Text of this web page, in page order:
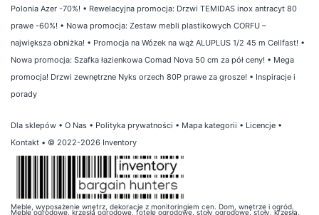
Polonia Azer -70%! • Rewelacyjna promocja: Drzwi TEMIDAS inox antracyt 80
prawe -60%! • Nowa promocja: Zestaw mebli plastikowych CORFU –
największa obniżka! • Promocja na Wózek na wąż ALUPLUS 1/2 45 m Cellfast! •
Nowa promocja: Szafka łazienkowa Comad Nova 50 cm za pół ceny! • Mega
promocja! Drzwi zewnętrzne Nyks orzech 80P prawe za grosze! • Inspiracje i
porady
Dla sklepów • O Nas • Polityka prywatności • Mapa kategorii • Licencje •
Kontakt • © 2022-2026 Inventory
Meble, wyposażenie wnętrz, dekoracje z monitoringiem cen. Dom, wnętrze i ogród.
Meble ogrodowe, krzesła ogrodowe, fotele ogrodowe, stoły ogrodowe, stoły, krzesła,